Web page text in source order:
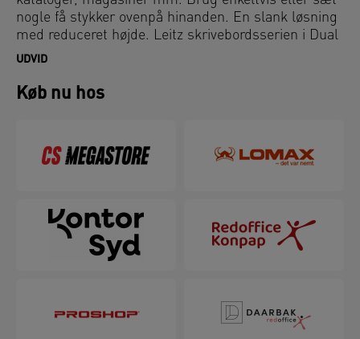
nogle få stykker ovenpå hinanden. En slank løsning
med reduceret højde. Leitz skrivebordsserien i Dual
tofarvet sort og antracitgrå viser personlighed på
stilfuld udformning. Det unikke udtryk i serien viser
UDVID
Køb nu hos